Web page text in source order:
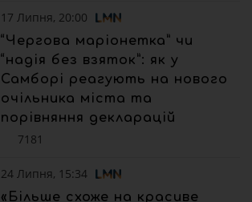
17 Липня, 20:00
“Чергова маріонетка” чи
“надія без взяток”: як у
Самборі реагують на нового
очільника міста та
порівняння декларацій
7181
24 Липня, 15:34
«Більше схоже на красиве